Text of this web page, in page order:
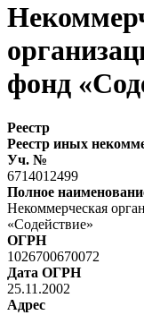
фонд
Реестр
Реестр иных
Уч. №
6714012499
Полное
Некоммерческая
«Содействие»
ОГРН
1026700670072
Дата ОГРН
25.11.2002
Адрес